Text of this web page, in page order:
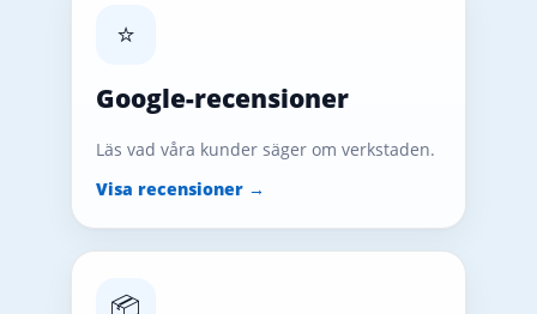
⭐
Google-recensioner
Läs vad våra kunder säger om verkstaden.
Visa recensioner →